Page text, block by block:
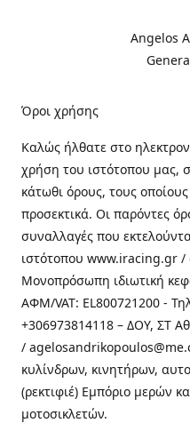
Angelos
Όροι χρήσης
Καλώς ήλθατε στo
χρήση του ιστότοπου μας,
κάτωθι όρους, τους
προσεκτικά. Οι παρόντες
συναλλαγές που
ιστότοπου www.iracing.gr
Μονοπρόσωπη ιδιωτική
ΑΦΜ/VAT: EL800721200 -
+306973814118 – ΔΟΥ, ΣΤ
/
κυλίνδρων, κινητήρων,
(ρεκτιφιέ) Εμπόριο μερών
μοτοσικλετών.